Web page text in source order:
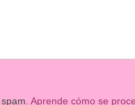
spam.Aprende cómo se